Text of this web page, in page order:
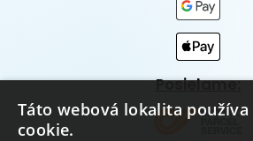
Posielame:
Táto webová lokalita
cookie.